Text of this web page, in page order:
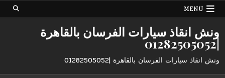
Skip
MENU
ونش انقاذ سيارات الفرسان بالقاهرة
|01282505052
ونش انقاذ سيارات الفرسان بالقاهرة |01282505052